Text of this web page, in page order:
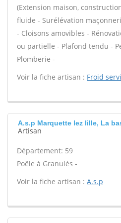
(Extension maison,
fluide - Surélévation
- Cloisons amovibles -
ou partielle - Plafond tendu -
Plomberie -
Voir la fiche artisan : Froid
A.s.p Marquette lez lille, La
Artisan
Département: 59
Poêle à Granulés -
Voir la fiche artisan : A.s.p